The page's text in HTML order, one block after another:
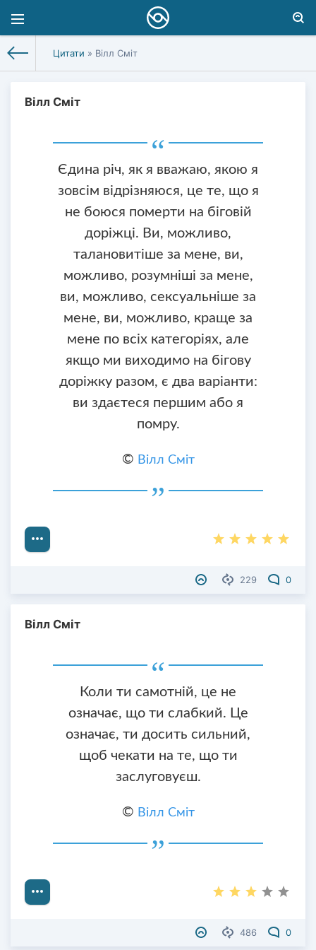
Цитати » Вілл Сміт
Вілл Сміт
Єдина річ, як я вважаю, якою я
зовсім відрізняюся, це те, що я
не боюся померти на біговій
доріжці. Ви, можливо,
талановитіше за мене, ви,
можливо, розумніші за мене,
ви, можливо, сексуальніше за
мене, ви, можливо, краще за
мене по всіх категоріях, але
якщо ми виходимо на бігову
доріжку разом, є два варіанти:
ви здаєтеся першим або я
помру.
© Вілл Сміт
229 0
Вілл Сміт
Коли ти самотній, це не
означає, що ти слабкий. Це
означає, ти досить сильний,
щоб чекати на те, що ти
заслуговуєш.
© Вілл Сміт
486 0